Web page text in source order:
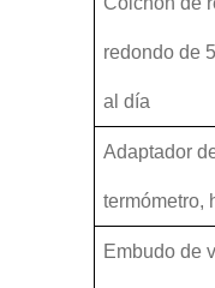
redondo de
al día
Adaptador
termómetro,
Embudo de